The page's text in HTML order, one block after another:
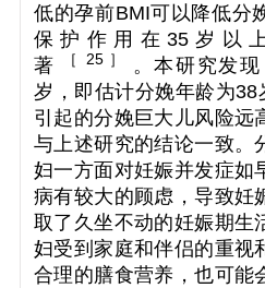
低的孕前BMI可以降低分
保护作用在35岁以
著
［ 25 ］ 。本研究发
岁，即估计分娩年龄为
引起的分娩巨大儿风险远
与上述研究的结论一致。
妇一方面对妊娠并发症如
病有较大的顾虑，导致妊
取了久坐不动的妊娠期生
妇受到家庭和伴侣的重视
合理的膳食营养，也可能